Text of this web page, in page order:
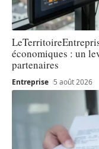
économiques : un
partenaires
Entreprise 5 août 2026